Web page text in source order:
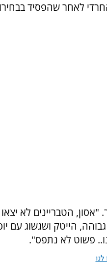
לאחר שהפסיד
הטבריינים לא
הייטק ושגשוג עם
פשוט לא נתפס".